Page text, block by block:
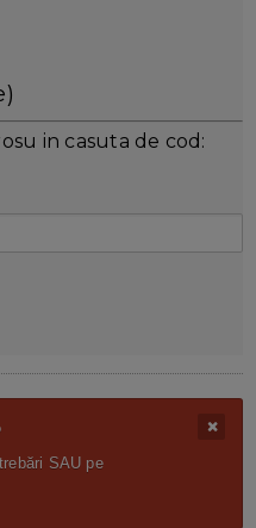
in casuta de cod:
SAU pe